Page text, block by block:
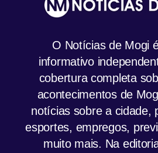
O Notícias de Mogi
informativo
cobertura completa
acontecimentos de
notícias sobre a cidade,
esportes, empregos,
muito mais. Na